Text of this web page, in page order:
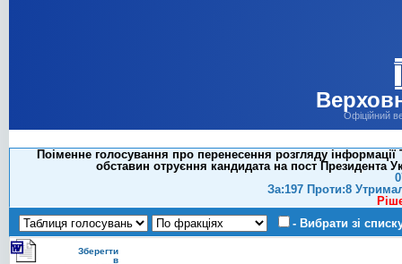
Офіційний
Поіменне голосування про перенесення розгляду інформації
обставин отруєння кандидата на пост Президента
За:197 Проти:8
- Вибрати зі
Зберегти
в